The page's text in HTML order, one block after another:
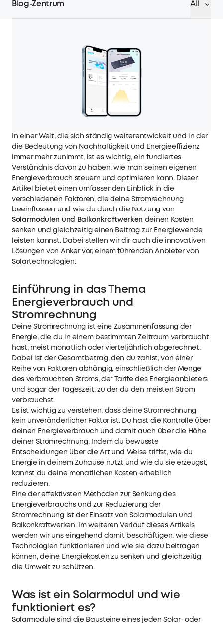
Blog-Zentrum All
In einer Welt, die sich ständig weiterentwickelt und in der
die Bedeutung von Nachhaltigkeit und Energieeffizienz
immer mehr zunimmt, ist es wichtig, ein fundiertes
Verständnis davon zu haben, wie man seinen eigenen
Energieverbrauch steuern und optimieren kann. Dieser
Artikel bietet einen umfassenden Einblick in die
verschiedenen Faktoren, die deine Stromrechnung
beeinflussen und wie du durch die Nutzung von
Solarmodulen und
Balkonkraftwerken deinen Kosten
senken und gleichzeitig einen Beitrag zur Energiewende
leisten kannst. Dabei stellen wir dir auch die innovativen
Lösungen von Anker vor, einem führenden Anbieter von
Solartechnologien.
Einführung in das Thema
Energieverbrauch und
Stromrechnung
Deine Stromrechnung ist eine Zusammenfassung der
Energie, die du in einem bestimmten Zeitraum verbraucht
hast, meist monatlich oder vierteljährlich abgerechnet.
Dabei ist der Gesamtbetrag, den du zahlst, von einer
Reihe von Faktoren abhängig, einschließlich der Menge
des verbrauchten Stroms, der Tarife des Energieanbieters
und sogar der Tageszeit, zu der du den meisten Strom
verbrauchst.
Es ist wichtig zu verstehen, dass deine Stromrechnung
kein unveränderlicher Faktor ist. Du hast die Kontrolle über
deinen Energieverbrauch und damit auch über die Höhe
deiner Stromrechnung. Indem du bewusste
Entscheidungen über die Art und Weise triffst, wie du
Energie in deinem Zuhause nutzt und wie du sie erzeugst,
kannst du deine monatlichen Kosten erheblich
reduzieren.
Eine der effektivsten Methoden zur Senkung des
Energieverbrauchs und zur Reduzierung der
Stromrechnung ist der Einsatz von Solarmodulen und
Balkonkraftwerken. Im weiteren Verlauf dieses Artikels
werden wir uns eingehend damit beschäftigen, wie diese
Technologien funktionieren und wie sie dazu beitragen
können, deine Energiekosten zu senken und gleichzeitig
die Umwelt zu schützen.
Was ist ein Solarmodul und wie
funktioniert es?
Solarmodule sind die Bausteine eines jeden Solar- oder